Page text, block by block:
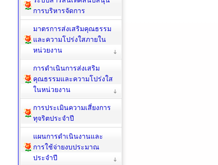
การบริหารจัดการ
มาตรการส่งเสริมคุณธรรม
และความโปร่งใสภายใน
หน่วยงาน
การดำเนินการส่งเสริม
คุณธรรมและความโปร่งใส
ในหน่วยงาน
การประเมินความเสี่ยงการ
ทุจริตประจำปี
แผนการดำเนินงานและ
การใช้จ่ายงบประมาณ
ประจำปี